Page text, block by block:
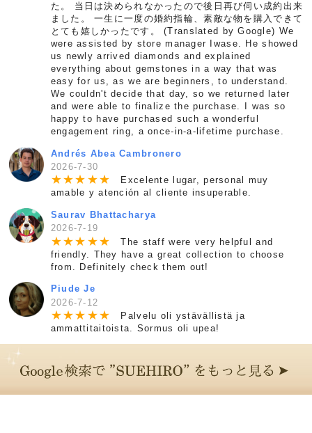
た。 当日は決められなかったので後日再び伺い成約出来
ました。 一生に一度の婚約指輪、素敵な物を購入できて
とても嬉しかったです。 (Translated by Google) We
were assisted by store manager Iwase. He showed
us newly arrived diamonds and explained
everything about gemstones in a way that was
easy for us, as we are beginners, to understand.
We couldn't decide that day, so we returned later
and were able to finalize the purchase. I was so
happy to have purchased such a wonderful
engagement ring, a once-in-a-lifetime purchase.
Andrés Abea Cambronero
2026-7-30
★★★ ★★
Excelente lugar, personal muy
amable y atención al cliente insuperable.
Saurav Bhattacharya
2026-7-19
★★★ ★★
The staff were very helpful and
friendly. They have a great collection to choose
from. Definitely check them out!
Piude Je
2026-7-12
★★★ ★★
Palvelu oli ystävällistä ja
ammattitaitoista. Sormus oli upea!